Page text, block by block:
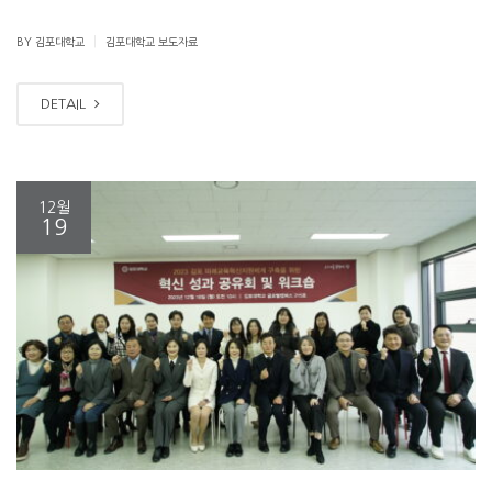
BY 김포대학교 김포대학교 보도자료
DETAIL
12월
19